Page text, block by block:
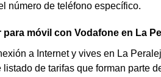
número de teléfono específico.
móvil con Vodafone en La
a Internet y vives en La
de tarifas que forman parte